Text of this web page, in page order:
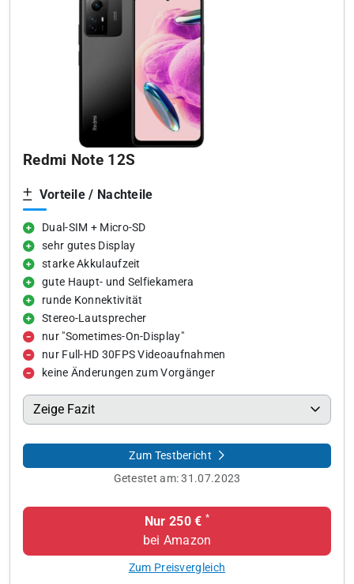
Redmi Note 12S
Vorteile / Nachteile
Dual-SIM + Micro-SD
sehr gutes Display
starke Akkulaufzeit
gute Haupt- und Selfiekamera
runde Konnektivität
Stereo-Lautsprecher
nur "Sometimes-On-Display"
nur Full-HD 30FPS Videoaufnahmen
keine Änderungen zum Vorgänger
Zeige Fazit
Zum Testbericht
Getestet am:31.07.2023
Nur 250 € *
bei Amazon
Zum Preisvergleich